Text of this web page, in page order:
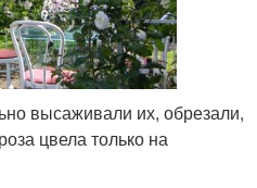
высаживали их, обрезали,
цвела только на